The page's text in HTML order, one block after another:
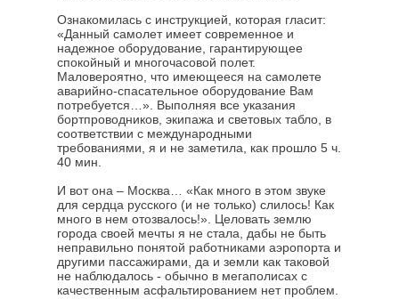
Ознакомилась с инструкцией, которая гласит:
«Данный самолет имеет современное и
надежное оборудование, гарантирующее
спокойный и многочасовой полет.
Маловероятно, что имеющееся на самолете
аварийно-спасательное оборудование Вам
потребуется…». Выполняя все указания
бортпроводников, экипажа и световых табло, в
соответствии с международными
требованиями, я и не заметила, как прошло 5 ч.
40 мин.
И вот она – Москва… «Как много в этом звуке
для сердца русского (и не только) слилось! Как
много в нем отозвалось!». Целовать землю
города своей мечты я не стала, дабы не быть
неправильно понятой работниками аэропорта и
другими пассажирами, да и земли как таковой
не наблюдалось - обычно в мегаполисах с
качественным асфальтированием нет проблем.